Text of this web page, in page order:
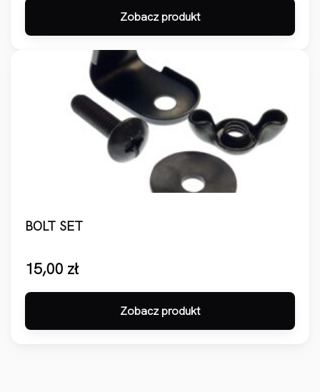
Zobacz produkt
BOLT SET
15,00 zł
Zobacz produkt